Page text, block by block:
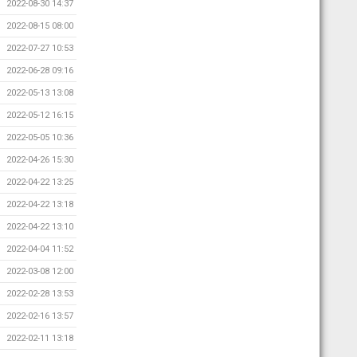
2022-08-30 14:37
2022-08-15 08:00
2022-07-27 10:53
2022-06-28 09:16
2022-05-13 13:08
2022-05-12 16:15
2022-05-05 10:36
2022-04-26 15:30
2022-04-22 13:25
2022-04-22 13:18
2022-04-22 13:10
2022-04-04 11:52
2022-03-08 12:00
2022-02-28 13:53
2022-02-16 13:57
2022-02-11 13:18